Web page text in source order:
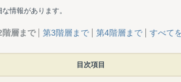
情報があります。
階層まで 第3階層まで 第4階層まで すべて
目次項目